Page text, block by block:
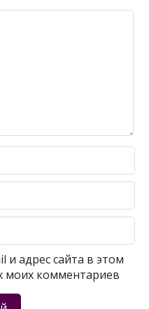
и адрес сайта в этом
моих комментариев